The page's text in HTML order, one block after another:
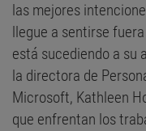
las mejores
llegue a sentirse
está sucediendo a su
la directora de
Microsoft, Kathleen
que enfrentan los